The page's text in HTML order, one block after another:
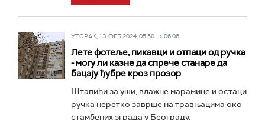
УТОРАК, 13. ФЕБ 2024, 05:50 -> 06:06
Лете фотеље, пикавци и отпаци од ручка
- могу ли казне да спрече станаре да
бацају ђубре кроз прозор
Штапићи за уши, влажне марамице и остаци
ручка неретко заврше на травњацима око
стамбених зграда у Београду.